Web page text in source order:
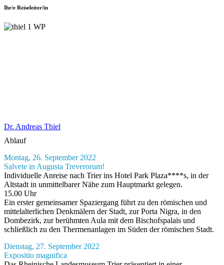
Ihr/e Reiseleiter/in
Dr. Andreas Thiel
Ablauf
Montag, 26. September 2022
Salvete in Augusta Treverorum!
Individuelle Anreise nach Trier ins Hotel Park Plaza****s, in der
Altstadt in unmittelbarer Nähe zum Hauptmarkt gelegen.
15.00 Uhr
Ein erster gemeinsamer Spaziergang führt zu den römischen und
mittelalterlichen Denkmälern der Stadt, zur Porta Nigra, in den
Dombezirk, zur berühmten Aula mit dem Bischofspalais und
schließlich zu den Thermenanlagen im Süden der römischen Stadt.
Dienstag, 27. September 2022
Expositio magnifica